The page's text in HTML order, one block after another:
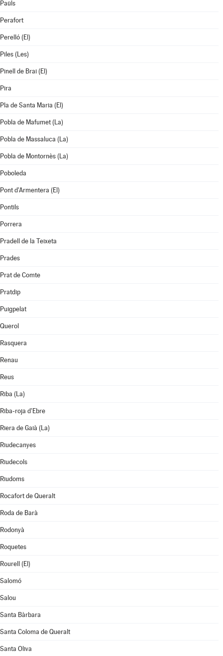
Paüls
Perafort
Perelló (El)
Piles (Les)
Pinell de Brai (El)
Pira
Pla de Santa Maria (El)
Pobla de Mafumet (La)
Pobla de Massaluca (La)
Pobla de Montornès (La)
Poboleda
Pont d'Armentera (El)
Pontils
Porrera
Pradell de la Teixeta
Prades
Prat de Comte
Pratdip
Puigpelat
Querol
Rasquera
Renau
Reus
Riba (La)
Riba-roja d'Ebre
Riera de Gaià (La)
Riudecanyes
Riudecols
Riudoms
Rocafort de Queralt
Roda de Barà
Rodonyà
Roquetes
Rourell (El)
Salomó
Salou
Santa Bàrbara
Santa Coloma de Queralt
Santa Oliva